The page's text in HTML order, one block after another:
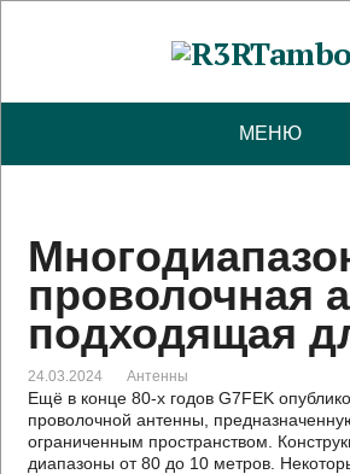
МЕНЮ
проволочная
подходящая
24.03.2024 Антенны
Ещё в конце 80-х годов G7FEK
проволочной антенны,
ограниченным пространством.
диапазоны от 80 до 10 метров.